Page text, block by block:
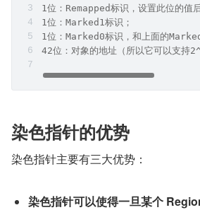
1位：Remapped标识，设置此位
1位：Marked1标识；
1位：Marked0标识，和上面的
42位：对象的地址（所以它可以支持
染色指针的优势
染色指针主要有三大优势：
染色指针可以使得一旦某个